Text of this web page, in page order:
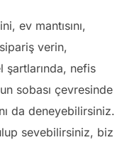
ev mantısını,
verin,
şartlarında, nefis
sobası çevresinde
da deneyebilirsiniz.
sevebilirsiniz, biz